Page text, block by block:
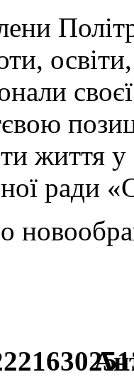
життя у
ради